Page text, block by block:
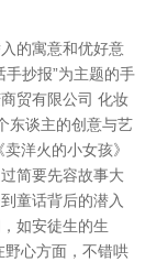
的寓意和优好意
手抄报”为主题的手
贸有限公司 化妆
东谈主的创意与艺
洋火的小女孩》
简要先容故事大
童话背后的潜入
如安徒生的生
心方面，不错哄